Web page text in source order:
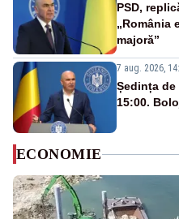
PSD,
„România
majoră”
7 aug. 2026,
Ședința
15:00.
ECONOMIE